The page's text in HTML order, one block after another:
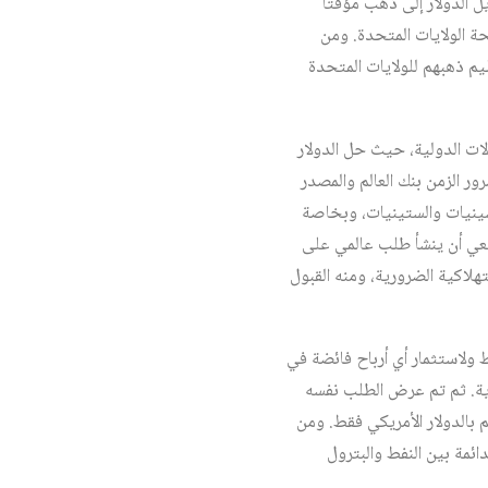
الولايات المتحدة. ومن
ذهبهم للولايات المتحدة
الدولية، حيث حل الدولار
الزمن بنك العالم والمصدر
والستينيات، وبخاصة
أن ينشأ طلب عالمي على
الضرورية، ومنه القبول
ولاستثمار أي أرباح فائضة في
ثم تم عرض الطلب نفسه
على بيع نفطهم بالدولار الأمريكي فقط. ومن
بين النفط والبترول